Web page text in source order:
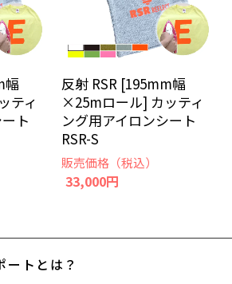
幅
ティ
ト
反射 RSR [195mm幅
×25mロール] カッティ
ング用アイロンシート
RSR-S
販売価格（税込）
33,000円
ートとは？